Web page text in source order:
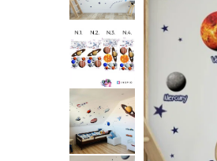
Kituri de siguranta pentru copii si
Protectii casa
Protectii utile
Poarta siguranta copii
Deflectoare pentru aer conditionat